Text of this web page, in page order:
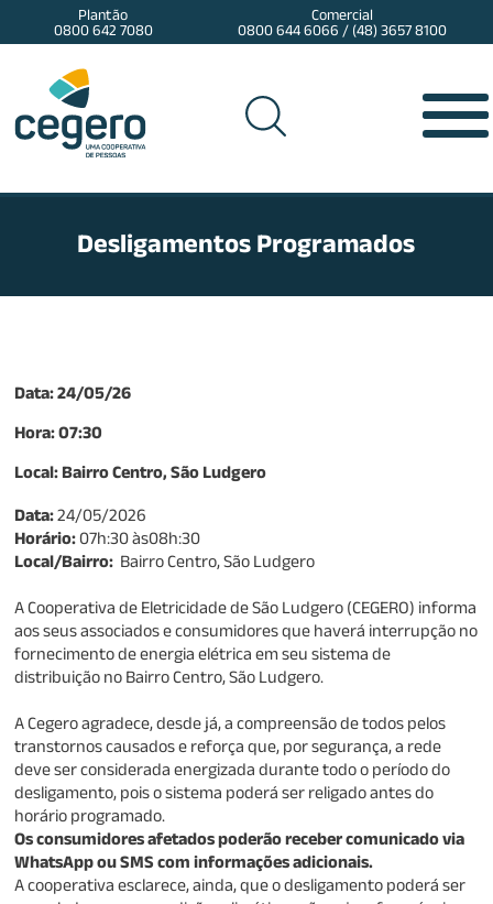
Plantão
0800 642 7080
Comercial
0800 644 6066 / (48) 3657 8100
Desligamentos Programados
Data: 24/05/26
Hora: 07:30
Local: Bairro Centro, São Ludgero
Data:24/05/2026
Horário:07h:30 às08h:30
Local/Bairro: Bairro Centro, São Ludgero
A Cooperativa de Eletricidade de São Ludgero (CEGERO) informa
aos seus associados e consumidores que haverá interrupção no
fornecimento de energia elétrica em seu sistema de
distribuição no Bairro Centro, São Ludgero.
A Cegero agradece, desde já, a compreensão de todos pelos
transtornos causados e reforça que, por segurança, a rede
deve ser considerada energizada durante todo o período do
desligamento, pois o sistema poderá ser religado antes do
horário programado.
Os consumidores afetados poderão receber comunicado via
WhatsApp ou SMS com informações adicionais.
A cooperativa esclarece, ainda, que o desligamento poderá ser